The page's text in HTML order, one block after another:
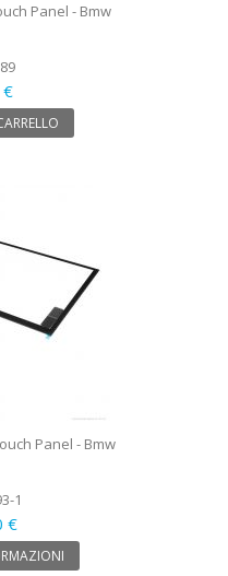
Panel - Bmw
Panel - Bmw
1
€